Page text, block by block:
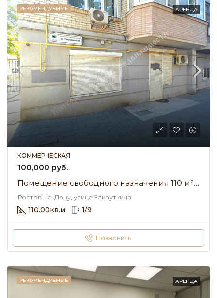
РЕКОМЕНДУЕМЫЕ АРЕНДА
КОММЕРЧЕСКАЯ
100,000 руб.
Помещение свободного назначения 110 м² • улица Закруткина • Аренда 100 000 ₽/мес
Ростов-на-Дону, улица Закруткина
110.00кв.м 1/9
Позвонить
РЕКОМЕНДУЕМЫЕ АРЕНДА